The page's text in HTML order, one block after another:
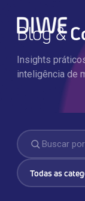
Blog &
Insights
inteligência de